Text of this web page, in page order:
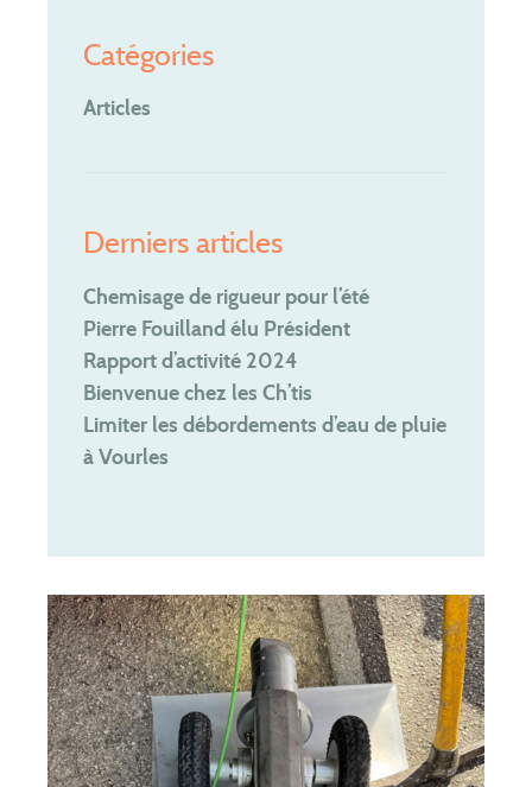
Assainissement
Je suis contrôlé
Je vends ou j’achète
Je vidange ma piscine
Le SYSEG
Nous connaître
Téléchargements
Formulaire de contrôle en cas de vente
Formulaires de branchement
Assainissement collectif
Catégories
Articles
Derniers articles
Chemisage de rigueur pour l’été
Pierre Fouilland élu Président
Rapport d’activité 2024
Bienvenue chez les Ch’tis
Limiter les débordements d’eau de pluie
à Vourles